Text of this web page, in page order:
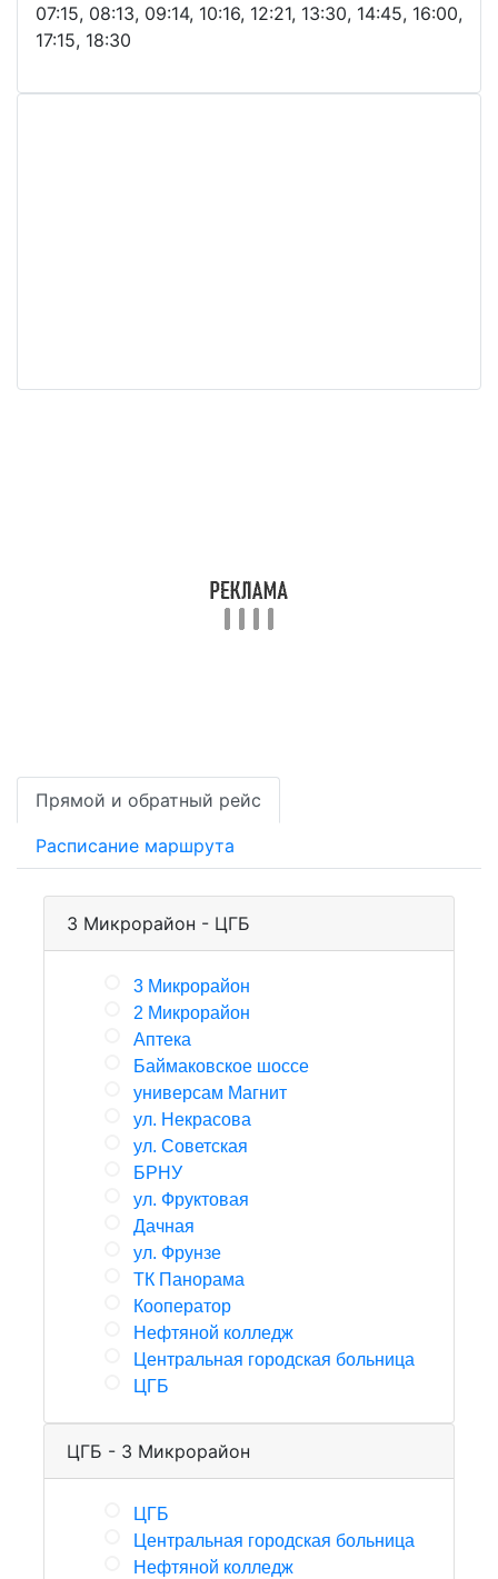
07:15, 08:13, 09:14, 10:16, 12:21, 13:30, 14:45, 16:00,
17:15, 18:30
Прямой и обратный рейс
Расписание маршрута
3 Микрорайон - ЦГБ
3 Микрорайон
2 Микрорайон
Аптека
Баймаковское шоссе
универсам Магнит
ул. Некрасова
ул. Советская
БРНУ
ул. Фруктовая
Дачная
ул. Фрунзе
ТК Панорама
Кооператор
Нефтяной колледж
Центральная городская больница
ЦГБ
ЦГБ - 3 Микрорайон
ЦГБ
Центральная городская больница
Нефтяной колледж